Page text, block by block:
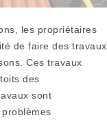
les propriétaires
de faire des travaux
Ces travaux
des
sont